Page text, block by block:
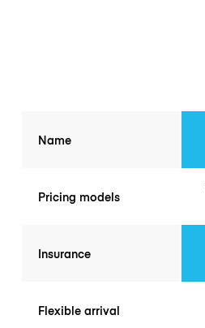
Name
Pricing models
Insurance
Flexible arrival